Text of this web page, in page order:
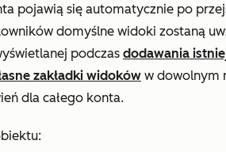
pojawią się automatycznie po
domyślne widoki zostaną
podczas dodawania
zakładki widoków w dowolnym
dla całego konta.